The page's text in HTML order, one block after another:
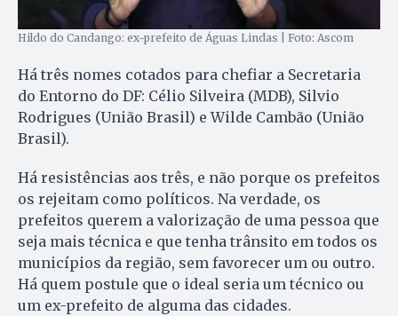
Hildo do Candango: ex-prefeito de Águas Lindas | Foto: Ascom
Há três nomes cotados para chefiar a Secretaria
do Entorno do DF: Célio Silveira (MDB), Silvio
Rodrigues (União Brasil) e Wilde Cambão (União
Brasil).
Há resistências aos três, e não porque os prefeitos
os rejeitam como políticos. Na verdade, os
prefeitos querem a valorização de uma pessoa que
seja mais técnica e que tenha trânsito em todos os
municípios da região, sem favorecer um ou outro.
Há quem postule que o ideal seria um técnico ou
um ex-prefeito de alguma das cidades.